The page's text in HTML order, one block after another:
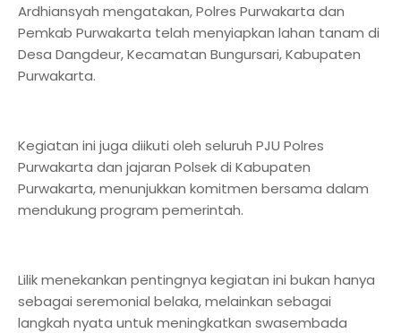
Ardhiansyah mengatakan, Polres Purwakarta dan
Pemkab Purwakarta telah menyiapkan lahan tanam di
Desa Dangdeur, Kecamatan Bungursari, Kabupaten
Purwakarta.
Kegiatan ini juga diikuti oleh seluruh PJU Polres
Purwakarta dan jajaran Polsek di Kabupaten
Purwakarta, menunjukkan komitmen bersama dalam
mendukung program pemerintah.
Lilik menekankan pentingnya kegiatan ini bukan hanya
sebagai seremonial belaka, melainkan sebagai
langkah nyata untuk meningkatkan swasembada